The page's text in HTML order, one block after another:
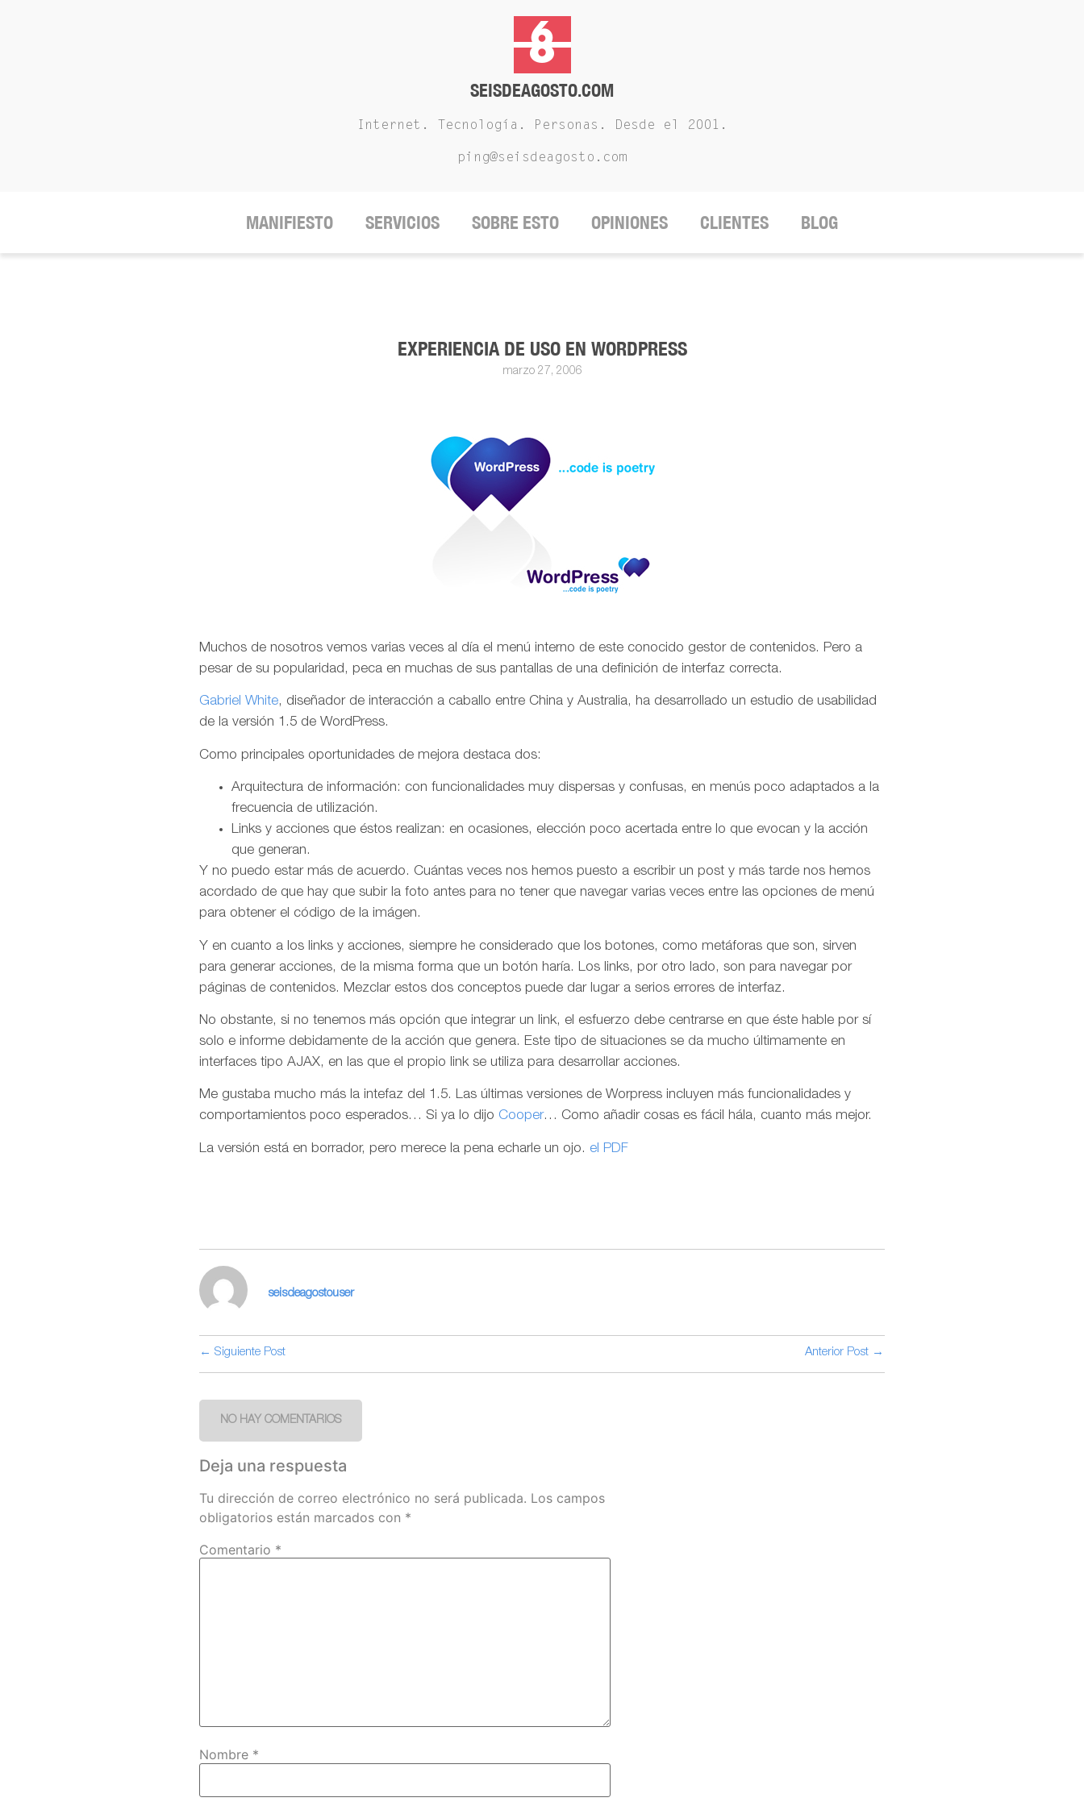
SEISDEAGOSTO.COM
Internet. Tecnología. Personas. Desde el 2001.
ping@seisdeagosto.com
MANIFIESTO SERVICIOS SOBRE ESTO OPINIONES CLIENTES BLOG
EXPERIENCIA DE USO EN WORDPRESS
marzo 27, 2006
Muchos de nosotros vemos varias veces al día el menú interno de este conocido gestor de contenidos. Pero a
pesar de su popularidad, peca en muchas de sus pantallas de una definición de interfaz correcta.
Gabriel White, diseñador de interacción a caballo entre China y Australia, ha desarrollado un estudio de usabilidad
de la versión 1.5 de WordPress.
Como principales oportunidades de mejora destaca dos:
Arquitectura de información: con funcionalidades muy dispersas y confusas, en menús poco adaptados a la
frecuencia de utilización.
Links y acciones que éstos realizan: en ocasiones, elección poco acertada entre lo que evocan y la acción
que generan.
Y no puedo estar más de acuerdo. Cuántas veces nos hemos puesto a escribir un post y más tarde nos hemos
acordado de que hay que subir la foto antes para no tener que navegar varias veces entre las opciones de menú
para obtener el código de la imágen.
Y en cuanto a los links y acciones, siempre he considerado que los botones, como metáforas que son, sirven
para generar acciones, de la misma forma que un botón haría. Los links, por otro lado, son para navegar por
páginas de contenidos. Mezclar estos dos conceptos puede dar lugar a serios errores de interfaz.
No obstante, si no tenemos más opción que integrar un link, el esfuerzo debe centrarse en que éste hable por sí
solo e informe debidamente de la acción que genera. Este tipo de situaciones se da mucho últimamente en
interfaces tipo AJAX, en las que el propio link se utiliza para desarrollar acciones.
Me gustaba mucho más la intefaz del 1.5. Las últimas versiones de Worpress incluyen más funcionalidades y
comportamientos poco esperados… Si ya lo dijo Cooper… Como añadir cosas es fácil hála, cuanto más mejor.
La versión está en borrador, pero merece la pena echarle un ojo. el PDF
seisdeagostouser
← Siguiente Post Anterior Post →
NO HAY COMENTARIOS
Deja una respuesta
Tu dirección de correo electrónico no será publicada. Los campos
obligatorios están marcados con *
Comentario *
Nombre *